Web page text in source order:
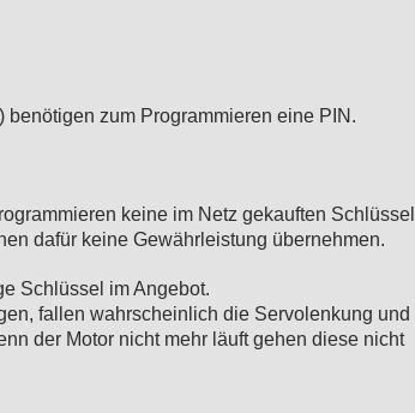
benötigen zum Programmieren eine PIN.
keine im Netz gekauften Schlüssel
dafür keine Gewährleistung übernehmen.
Schlüssel im Angebot.
fallen wahrscheinlich die Servolenkung und
der Motor nicht mehr läuft gehen diese nicht